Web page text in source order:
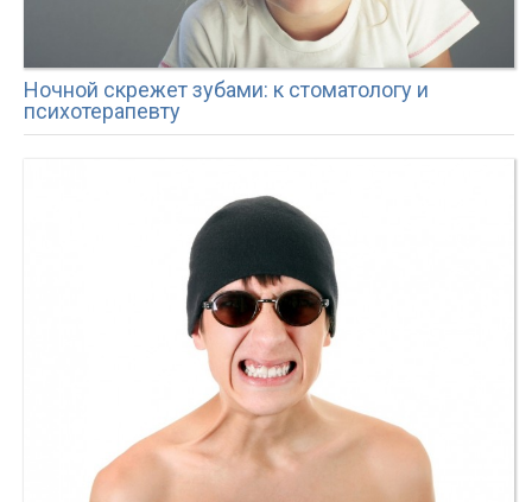
Ночной скрежет зубами: к стоматологу и
психотерапевту